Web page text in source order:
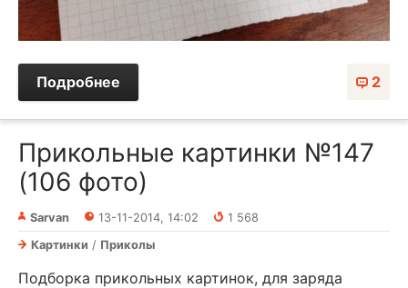
2
Подробнее
Прикольные картинки №147
(106 фото)
Sarvan 13-11-2014, 14:02
1 568
Картинки / Приколы
Подборка прикольных картинок, для заряда